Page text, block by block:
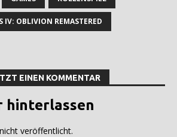
IV: OBLIVION REMASTERED
EINEN KOMMENTAR
hinterlassen
veröffentlicht.